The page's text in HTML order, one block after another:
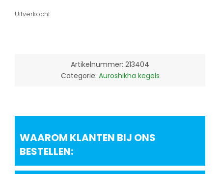
Uitverkocht
Artikelnummer: 213404
Categorie: Auroshikha kegels
WAAROM KLANTEN BIJ ONS
BESTELLEN: